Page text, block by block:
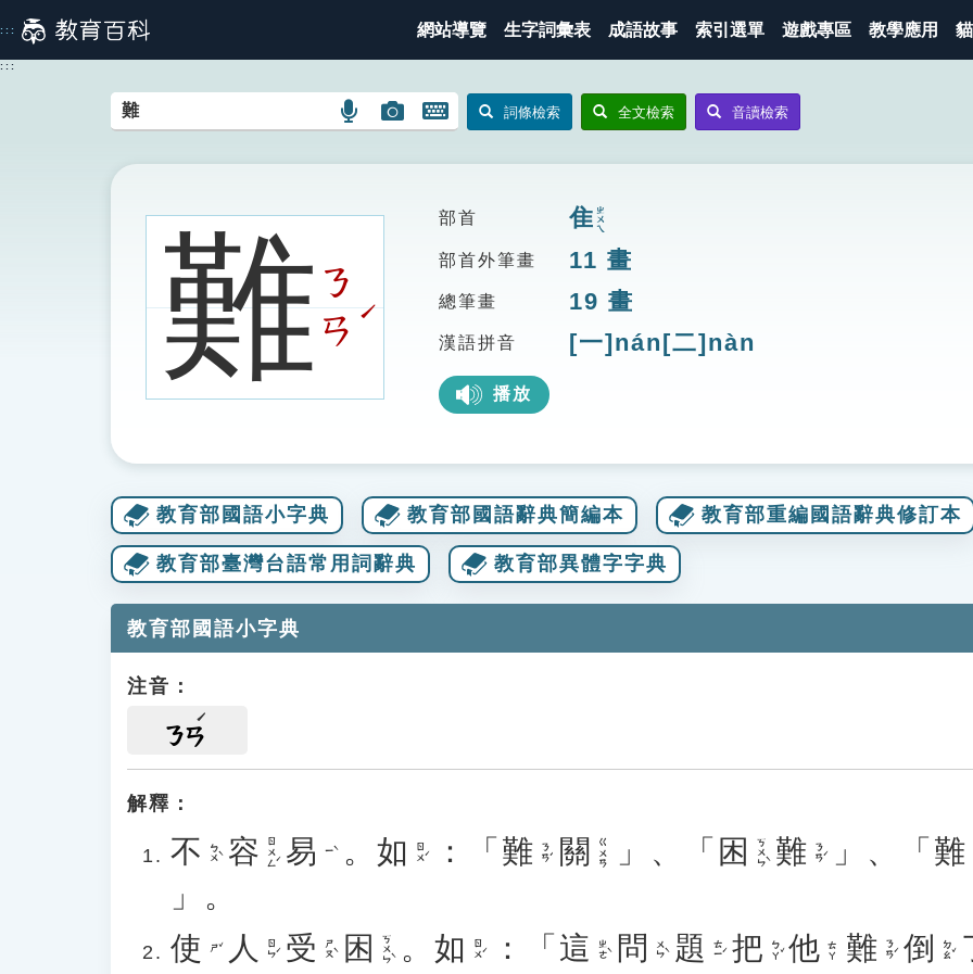
到
主
::: 網站導覽 生字詞彙表 成語故事 索引選單 遊戲專區 教學應用
:::
語
搜
圖
圖
搜
開
鍵
圖
詞條檢索 全文檢索 音讀檢索
難ㄋ
ㄢ
ˊ
部首 隹ㄓㄨㄟ
部首外筆畫 11 畫
總筆畫 19 畫
漢語拼音 [一]nán[二]nàn
播放
教育部國語小字典 教育部國語辭典簡編本 教育部重編國語辭典修訂本
教育部臺灣台語常用詞辭典 教育部異體字字典
教育部國語小字典
注音：
ㄋㄢ
解釋：
不 ㄅㄨˋ 容 ㄖㄨㄥˊ 易 ㄧˋ 。 如 ㄖㄨˊ ：「 難 ㄋㄢˊ 關 ㄍㄨㄢ 」、「 困 ㄎㄨㄣˋ 難 ㄋㄢˊ 」、「 難
」。
使
ㄕˇ 人 ㄖㄣˊ 受 ㄕㄡˋ 困 ㄎㄨㄣˋ 。 如 ㄖㄨˊ ：「 這 ㄓㄜˋ 問 ㄨㄣˋ 題 ㄊㄧˊ 把 ㄅㄚˇ 他 ㄊㄚ 難 ㄋㄢˊ 倒 ㄉㄠˇ